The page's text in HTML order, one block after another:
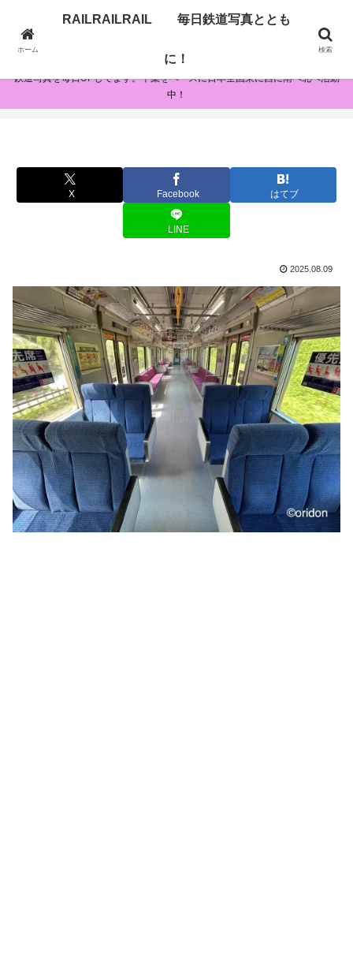
RAILRAILRAIL 毎日鉄道写真とともに！
鉄道写真を毎日UPしてます。千葉をベースに日本全国東に西に南へ北へ活動
中！
X Facebook はてブ
LINE
2025.08.09
ホーム
RAILRAILRAIL 毎日鉄道写真ととも
に！
検索